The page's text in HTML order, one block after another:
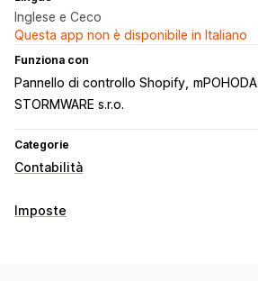
Inglese e Ceco
Questa app non è disponibile in Italiano
Funziona con
Pannello di controllo Shopify mPOHODA
STORMWARE s.r.o.
Categorie
Contabilità
Report finanziari
Imposte